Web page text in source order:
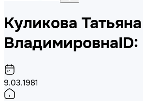
Куликова Татьяна
Владимировна
9.03.1981